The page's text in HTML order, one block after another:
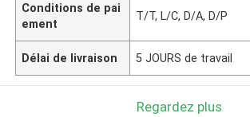
Conditions de pai
ement
T/T, L/C, D/A, D/P
Délai de livraison 5 JOURS de travail
Regardez plus